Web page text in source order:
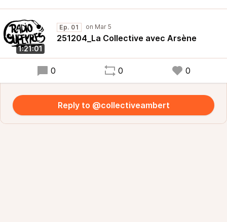
1:21:01
Ep. 01
251204_La Collective avec Arsène
0 0 0
Reply to @collectiveambert